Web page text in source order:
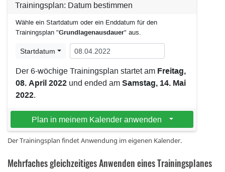
Der Trainingsplan findet Anwendung im eigenen Kalender.
Mehrfaches gleichzeitiges Anwenden eines Trainingsplanes